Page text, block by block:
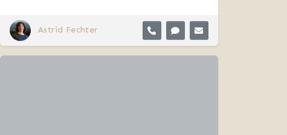
Astrid Fechter